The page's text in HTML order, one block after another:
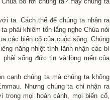
ta. Cách thế để chúng ta nhận ra
phải khiêm tốn lắng nghe Chúa nói
các biến cố của cuộc sống. Chúng
năng nhiệt tình lãnh nhận các bí
sống đức tin và lòng mến của
cạnh chúng ta mà chúng ta không
Nhưng chúng ta chỉ nhận ra
trong mọi hoàn cảnh, mọi biến cố,